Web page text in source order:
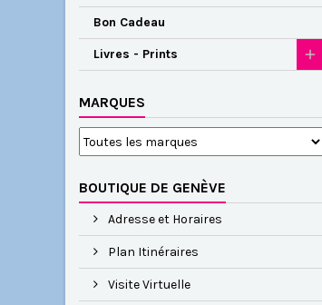
Bon Cadeau
Livres - Prints
MARQUES
BOUTIQUE DE GENÈVE
Adresse et Horaires
Plan Itinéraires
Visite Virtuelle